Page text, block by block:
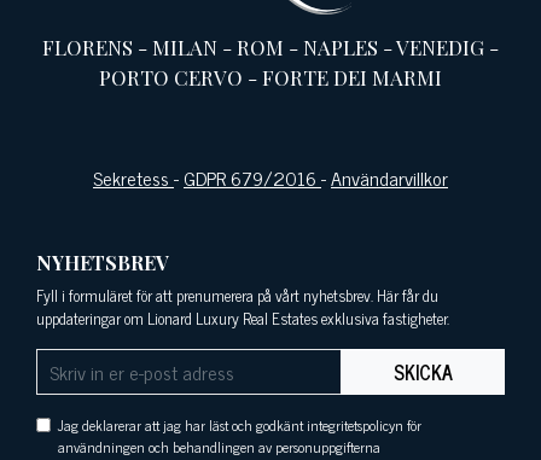
FLORENS -MILAN -ROM -NAPLES -VENEDIG -
PORTO CERVO -FORTE DEI MARMI
Sekretess-GDPR 679/2016-Användarvillkor
NYHETSBREV
Fyll i formuläret för att prenumerera på vårt nyhetsbrev. Här får du
uppdateringar om Lionard Luxury Real Estates exklusiva fastigheter.
SKICKA
Jag deklarerar att jag har läst och godkänt integritetspolicyn för
användningen och behandlingen av personuppgifterna